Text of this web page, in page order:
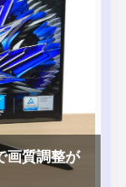
画質調整が